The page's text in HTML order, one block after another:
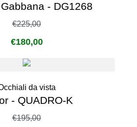
- DG1268
€225,00
€180,00
da vista
- QUADRO-K
€195,00